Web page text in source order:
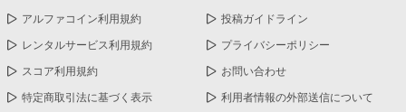
アルファコイン利用規約 投稿ガイドライン
レンタルサービス利用規約 プライバシーポリシー
スコア利用規約 お問い合わせ
特定商取引法に基づく表示 利用者情報の外部送信について